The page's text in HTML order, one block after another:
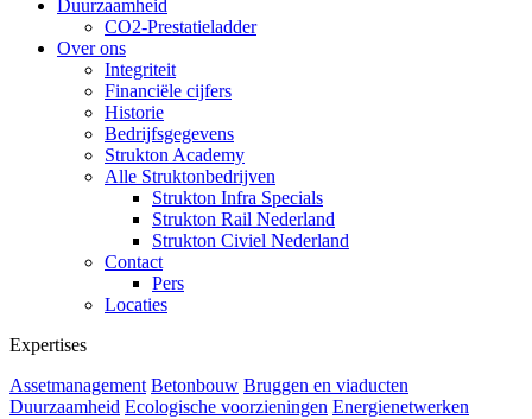
Duurzaamheid
CO2-Prestatieladder
Over ons
Integriteit
Financiële cijfers
Historie
Bedrijfsgegevens
Strukton Academy
Alle Struktonbedrijven
Strukton Infra Specials
Strukton Rail Nederland
Strukton Civiel Nederland
Contact
Pers
Locaties
Expertises
Assetmanagement Betonbouw Bruggen en viaducten
Duurzaamheid Ecologische voorzieningen Energienetwerken